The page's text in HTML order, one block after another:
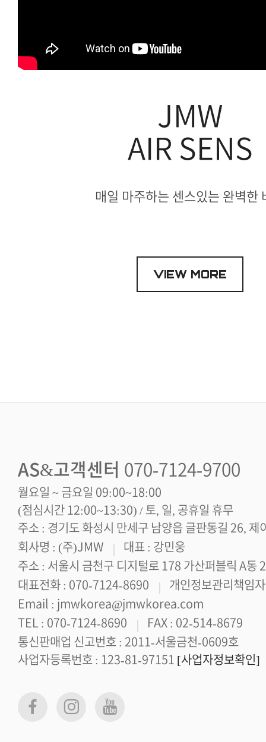
JMW
AIR SENS
매일 마주하는 센스있는 완벽한
VIEW MORE
AS&고객센터 070-7124-9700
월요일 ~ 금요일 09:00~18:00
(점심시간 12:00~13:30) / 토, 일, 공휴일 휴무
주소 : 경기도 화성시 만세구 남양읍 글판동길 26, 제
회사명 : (주)JMW
대표 : 강민웅
주소 : 서울시 금천구 디지털로 178 가산퍼블릭 A동
대표전화 : 070-7124-8690
개인정보관리책임
Email : jmwkorea@jmwkorea.com
TEL : 070-7124-8690
FAX : 02-514-8679
통신판매업 신고번호 : 2011-서울금천-0609호
사업자등록번호 : 123-81-97151 [사업자정보확인]